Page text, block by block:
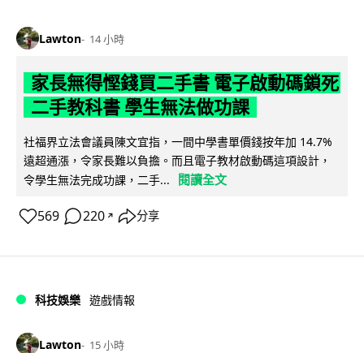
Lawton 14 小時
家長無得慳錢買二手書 電子啟動碼鎖死
二手教科書 學生無法做功課
社福界立法會議員陳文宜指，一間中學書單價錢按年加 14.7%
遠超通漲，令家長難以負擔。而且電子教材啟動碼這項設計，
令學生無法完成功課，二手...
閱讀全文
569 220 ↗ 分享
科技娛樂 遊戲情報
Lawton 15 小時